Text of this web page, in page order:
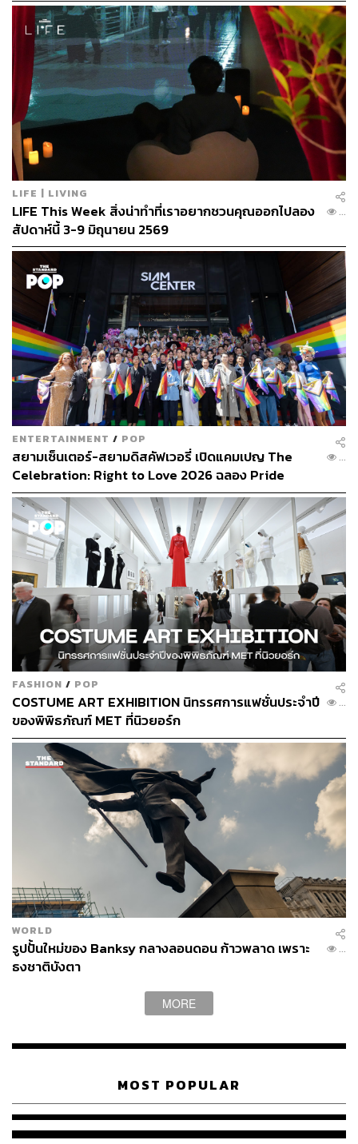
LIFE | LIVING
LIFE This Week สิ่งน่าทำที่เราอยากชวนคุณออกไปลอง
สัปดาห์นี้ 3-9 มิถุนายน 2569
...
ENTERTAINMENT / POP
สยามเซ็นเตอร์-สยามดิสคัฟเวอรี่ เปิดแคมเปญ The
Celebration: Right to Love 2026 ฉลอง Pride
Month ใจกลางสยาม [PR News]
...
FASHION / POP
COSTUME ART EXHIBITION นิทรรศการแฟชั่นประจำปี
ของพิพิธภัณฑ์ MET ที่นิวยอร์ก
...
WORLD
รูปปั้นใหม่ของ Banksy กลางลอนดอน ก้าวพลาด เพราะ
ธงชาติบังตา
...
MORE
MOST POPULAR